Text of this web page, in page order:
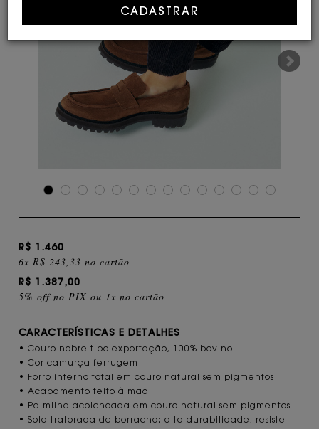
R$ 1.460
6x R$ 243,33 no cartão
R$ 1.387,00
5% off no PIX ou 1x no cartão
CARACTERÍSTICAS E DETALHES
• Couro nobre tipo exportação, 100% bovino
• Cor camurça ferrugem
• Forro interno total em couro natural sem pigmentos
• Acabamento feito à mão
• Palmilha acolchoada em couro natural sem pigmentos
• Sola tratorada de borracha: alta durabilidade, resiste